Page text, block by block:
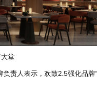
堂
人表示，欢致2.5强化品牌